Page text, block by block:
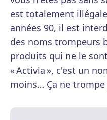
est totalement
années 90, il est
des noms trompeurs
produits qui ne le
« Activia », c'est un
moins… Ça ne